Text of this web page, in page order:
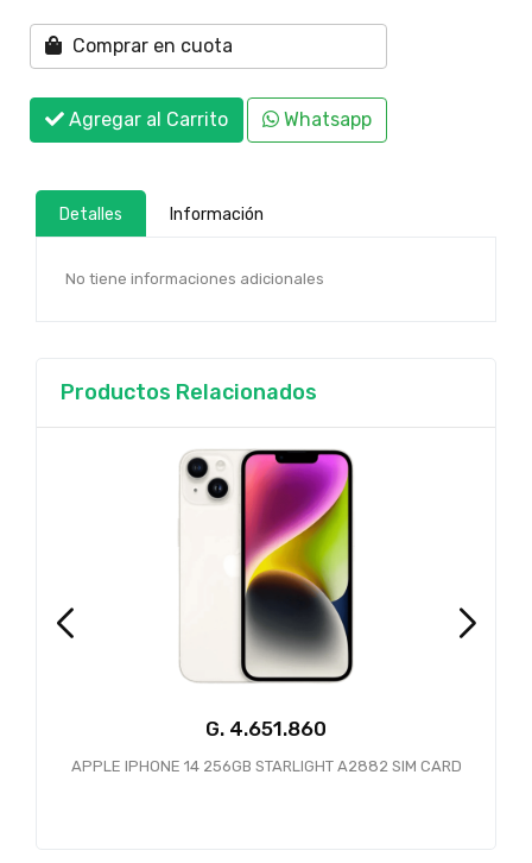
Comprar en cuota
Agregar al Carrito Whatsapp
Detalles Información
No tiene informaciones adicionales
Productos Relacionados
G. 4.651.860
APPLE IPHONE 14 256GB STARLIGHT A2882 SIM CARD